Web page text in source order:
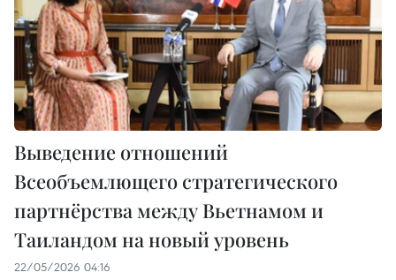
Выведение отношений
Всеобъемлющего стратегического
партнёрства между Вьетнамом и
Таиландом на новый уровень
22/05/2026 04:16